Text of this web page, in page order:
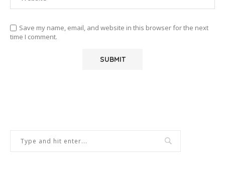
Save my name, email, and website in this browser for the next
time I comment.